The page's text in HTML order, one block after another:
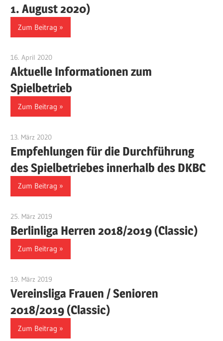
1. August 2020)
Zum Beitrag
16. April 2020
Aktuelle Informationen zum
Spielbetrieb
Zum Beitrag
13. März 2020
Empfehlungen für die Durchführung
des Spielbetriebes innerhalb des DKBC
Zum Beitrag
25. März 2019
Berlinliga Herren 2018/2019 (Classic)
Zum Beitrag
19. März 2019
Vereinsliga Frauen / Senioren
2018/2019 (Classic)
Zum Beitrag